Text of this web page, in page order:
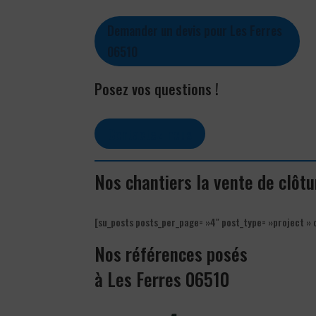
Posez vos questions !
Nos chantiers la vente de
[su_posts posts_per_page= »4″ post_type= »project
Nos références posés
à Les Ferres 06510